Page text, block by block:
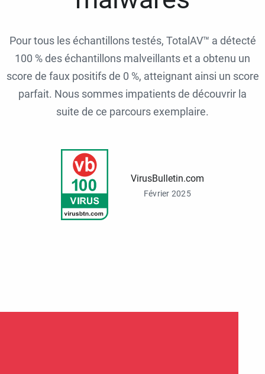
Pour tous les échantillons testés, TotalAV™ a détecté
100 % des échantillons malveillants et a obtenu un
score de faux positifs de 0 %, atteignant ainsi un score
parfait. Nous sommes impatients de découvrir la
suite de ce parcours exemplaire.
VirusBulletin.com
Février 2025